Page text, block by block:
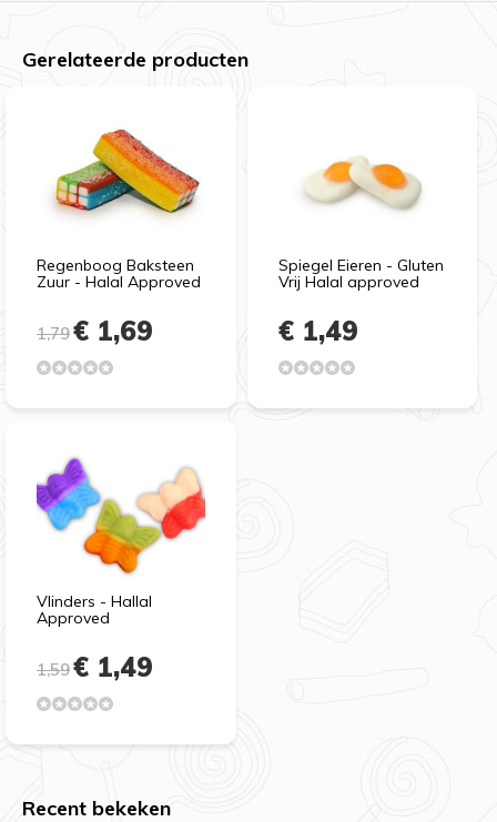
Gerelateerde producten
Regenboog Baksteen
Zuur - Halal Approved
1,79€ 1,69
Spiegel Eieren - Gluten
Vrij Halal approved
€ 1,49
Vlinders - Hallal
Approved
1,59€ 1,49
Recent bekeken